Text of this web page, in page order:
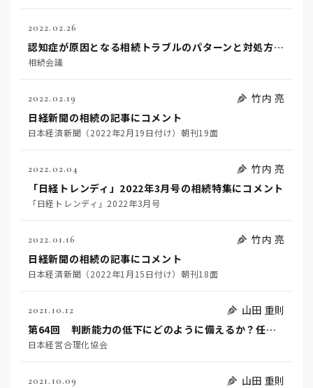
2022.02.26
認知症が原因となる相続トラブルのパターンと対処方法を弁護士が解説
相続会議
2022.02.19
竹内 亮
日経新聞の相続の記事にコメント
日本経済新聞（2022年2月19日付け）朝刊19面
2022.02.04
竹内 亮
「日経トレンディ」2022年3月号の相続特集にコメント
「日経トレンディ」2022年3月号
2022.01.16
竹内 亮
日経新聞の相続の記事にコメント
日本経済新聞（2022年1月15日付け）朝刊18面
2021.10.12
山田 重則
第64回 判断能力の低下にどのように備えるか？任意後見契約・民事信託契約とは？
日本経営合理化協会
2021.10.09
山田 重則